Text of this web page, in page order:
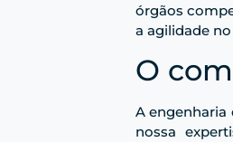
órgãos
a agilidade
O
A engenharia
nossa